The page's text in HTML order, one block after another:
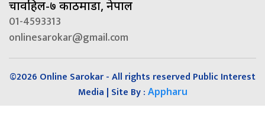
चावहिल-७ काठमाडौं, नेपाल
01-4593313
onlinesarokar@gmail.com
©2026 Online Sarokar - All rights reserved Public Interest
Media | Site By : Appharu